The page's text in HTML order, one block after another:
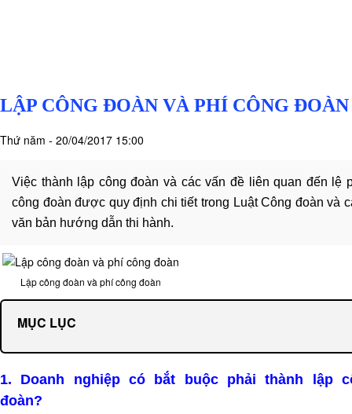
Luật
doanh
Dịch
vụ
luật
riêng
cho
doanh
nghiệp
mua
bán,
LẬP CÔNG ĐOÀN VÀ PHÍ CÔNG ĐOÀN
Thứ năm - 20/04/2017 15:00
Việc thành lập công đoàn và các vấn đề liên quan đến lệ
công đoàn được quy định chi tiết trong Luật Công đoàn và
văn bản hướng dẫn thi hành.
Lập công đoàn và phí công đoàn
MỤC LỤC
1. Doanh nghiệp có bắt buộc phải thành lập
đoàn?